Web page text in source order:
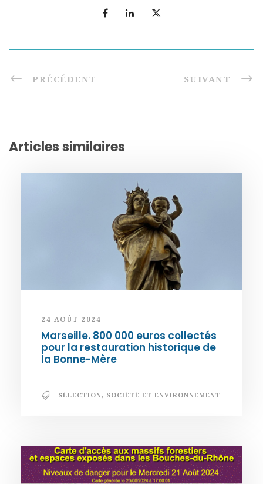
PRÉCÉDENT SUIVANT
Articles similaires
24 AOÛT 2024
Marseille. 800 000 euros collectés
pour la restauration historique de
la Bonne-Mère
SÉLECTION, SOCIÉTÉ ET ENVIRONNEMENT